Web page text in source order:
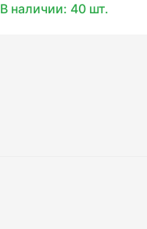
В наличии: 40 шт.